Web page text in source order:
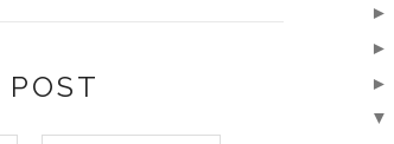
►
►
►
▼